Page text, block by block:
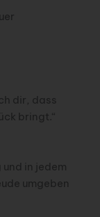
dir, dass
bringt.“
in jedem
umgeben